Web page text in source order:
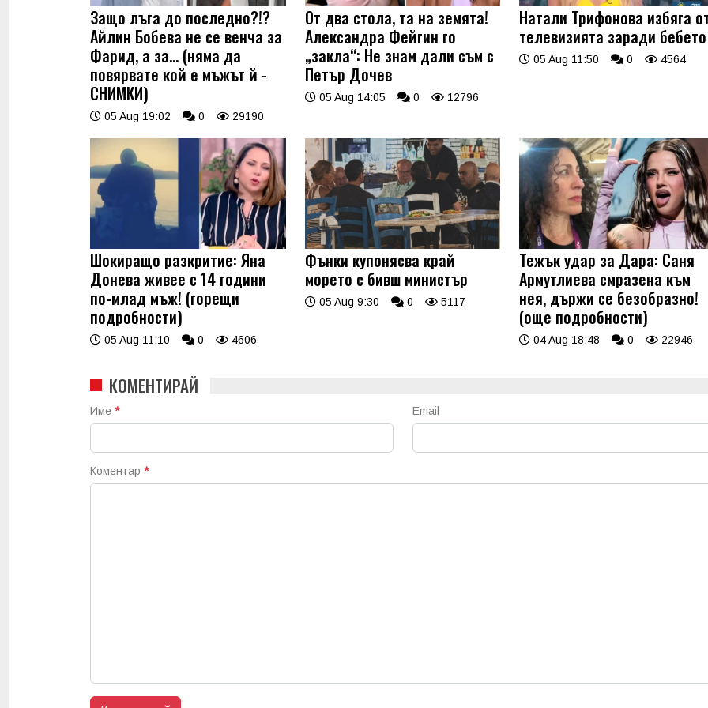
Защо лъга до последно?!?
Айлин Бобева не се венча за
Фарид, а за... (няма да
повярвате кой е мъжът й -
СНИМКИ)
05 Aug 19:02 0 29190
От два стола, та на земята!
Александра Фейгин го
„закла“: Не знам дали съм с
Петър Дочев
05 Aug 14:05 0 12796
Натали Трифонова избяга
телевизията заради бебето
05 Aug 11:50 0 4564
Шокиращо разкритие: Яна
Донева живее с 14 години
по-млад мъж! (горещи
подробности)
05 Aug 11:10 0 4606
Фънки купонясва край
морето с бивш министър
05 Aug 9:30 0 5117
Тежък удар за Дара: Саня
Армутлиева смразена към
нея, държи се безобразно!
(още подробности)
04 Aug 18:48 0 22946
КОМЕНТИРАЙ
Име * Email
Коментар *